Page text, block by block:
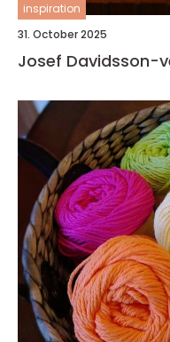
inspiration
31. October 2025
Josef Davidsson-